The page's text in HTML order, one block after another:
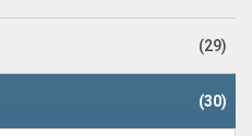
(29)
(30)